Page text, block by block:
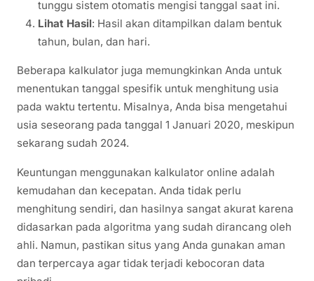
tunggu sistem otomatis mengisi tanggal saat ini.
Lihat Hasil: Hasil akan ditampilkan dalam bentuk
tahun, bulan, dan hari.
Beberapa kalkulator juga memungkinkan Anda untuk
menentukan tanggal spesifik untuk menghitung usia
pada waktu tertentu. Misalnya, Anda bisa mengetahui
usia seseorang pada tanggal 1 Januari 2020, meskipun
sekarang sudah 2024.
Keuntungan menggunakan kalkulator online adalah
kemudahan dan kecepatan. Anda tidak perlu
menghitung sendiri, dan hasilnya sangat akurat karena
didasarkan pada algoritma yang sudah dirancang oleh
ahli. Namun, pastikan situs yang Anda gunakan aman
dan terpercaya agar tidak terjadi kebocoran data